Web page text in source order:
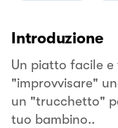
Introduzione
Un piatto facile e
"improvvisare"
un "trucchetto"
tuo bambino..